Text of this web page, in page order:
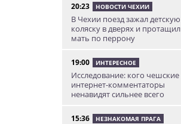
20:23 НОВОСТИ ЧЕХИИ
В Чехии поезд зажал детскую
коляску в дверях и протащил
мать по перрону
19:00 ИНТЕРЕСНОЕ
Исследование: кого чешские
интернет-комментаторы
ненавидят сильнее всего
15:36 НЕЗНАКОМАЯ ПРАГА